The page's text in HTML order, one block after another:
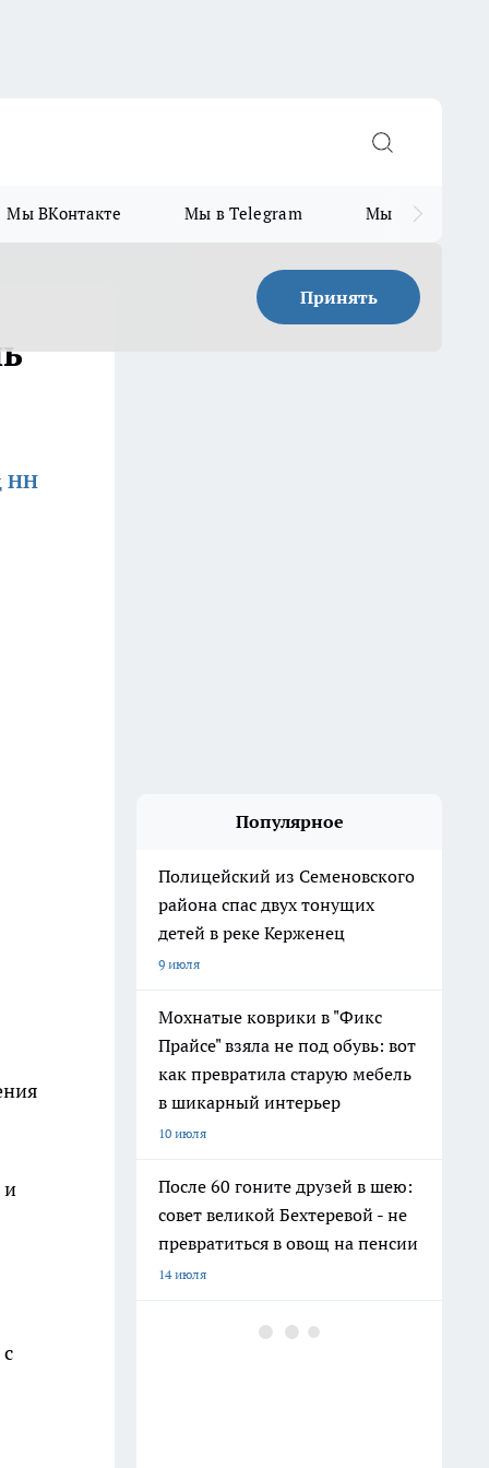
Мы ВКонтакте Мы в Telegram Мы в MAX
Принять
НН
и
Популярное
Полицейский из Семеновского
района спас двух тонущих
детей в реке Керженец
9 июля
Мохнатые коврики в "Фикс
Прайсе" взяла не под обувь: вот
как превратила старую мебель
в шикарный интерьер
10 июля
После 60 гоните друзей в шею:
совет великой Бехтеревой - не
превратиться в овощ на пенсии
14 июля
Гигант с нежной душой: как